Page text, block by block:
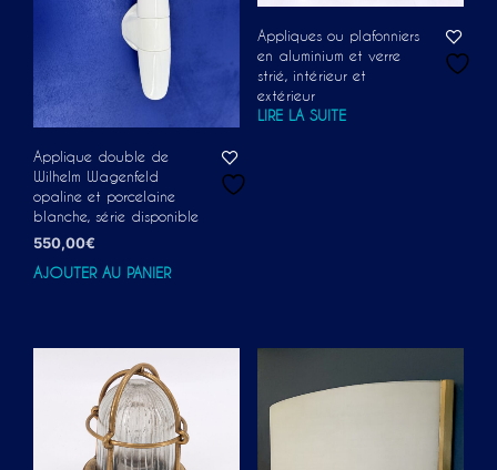
Applique double de
Wilhelm Wagenfeld
opaline et porcelaine
blanche, série disponible
550,00€
AJOUTER AU PANIER
Appliques ou plafonniers
en aluminium et verre
strié, intérieur et
extérieur
LIRE LA SUITE